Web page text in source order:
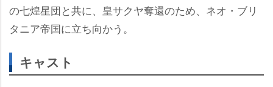
の七煌星団と共に、皇サクヤ奪還のため、ネオ・ブリ
タニア帝国に立ち向かう。
キャスト